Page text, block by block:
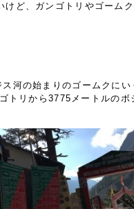
けど、ガンゴトリやゴーム
河の始まりのゴームクにい
トリから3775メートルの